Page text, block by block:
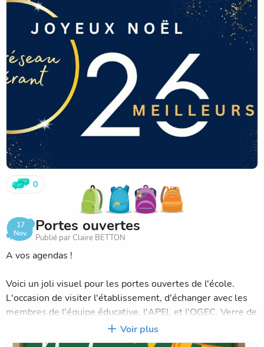
bassines, des cordages/sangles, des chaises/tabourets, des
sacs en toile de jute, des gouttières, des pinces de
Nous avons déjà du matériel à l'école. Vous pourrez trouver
en pièce jointe une liste du matériel à apporter après les
vacances de février.
D'avance merci de votre aide !
0
17
Nov.
Portes ouvertes
Publié par Claire BETTON
A vos agendas !
Voici un joli visuel pour les portes ouvertes de l'école.
L'occasion de visiter l'établissement, d'échanger avec les
membres de l'équipe éducative, l'APEL et l'OGEC. Verre de
l'amitié offert par l'APEL à l'issue de la visite.
Voir plus